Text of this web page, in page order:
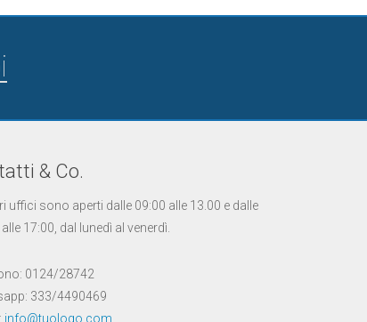
& Co.
uffici sono aperti dalle 09:00 alle 13.00 e dalle
17:00, dal lunedì al venerdì.
0124/28742
333/4490469
info@tuologo.com